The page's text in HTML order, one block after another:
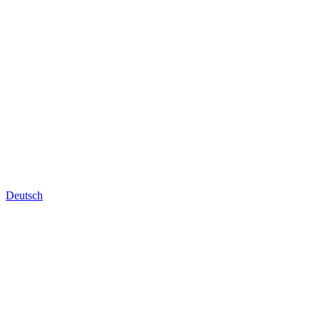
Deutsch